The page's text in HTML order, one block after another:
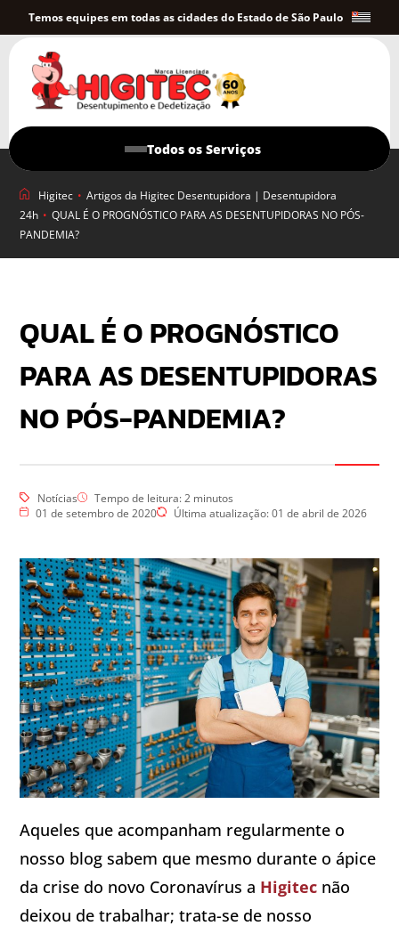
Higitec • Artigos da Higitec Desentupidora | Desentupidora
24h • QUAL É O PROGNÓSTICO PARA AS DESENTUPIDORAS NO PÓS-
PANDEMIA?
QUAL É O PROGNÓSTICO
PARA AS DESENTUPIDORAS
NO PÓS-PANDEMIA?
Notícias Tempo de leitura: 2 minutos
01 de setembro de 2020
Última atualização: 01 de abril de 2026
Aqueles que acompanham regularmente o
nosso blog sabem que mesmo durante o ápice
da crise do novo Coronavírus a Higitec não
deixou de trabalhar; trata-se de nosso
Temos equipes em todas as cidades do Estado de São Paulo
Todos os Serviços